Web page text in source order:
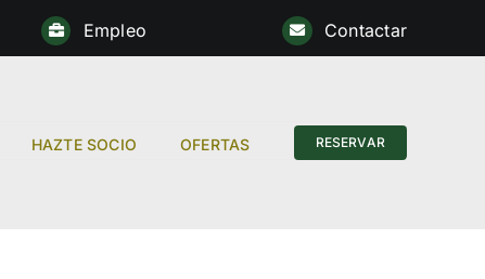
Empleo Contactar
HAZTE SOCIO OFERTAS RESERVAR
Anterior